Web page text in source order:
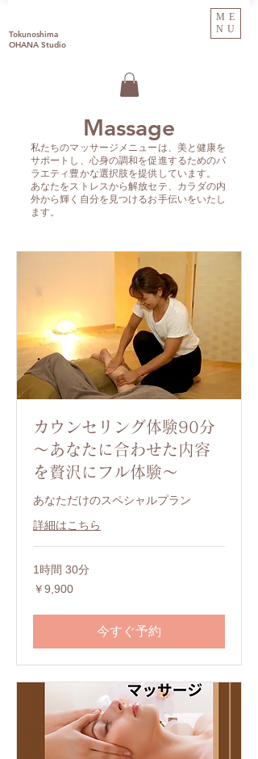
Tokunoshima
OHANA Studio
ME
NU
Massage
私たちのマッサージメニューは、美と健康を
サポートし、心身の調和を促進するためのバ
ラエティ豊かな選択肢を提供しています。
あなたをストレスから解放セテ、カラダの内
外から輝く自分を見つけるお手伝いをいたし
ます。
カウンセリング体験90分
～あなたに合わせた内容
を贅沢にフル体験～
あなただけのスペシャルプラン
詳細はこちら
1時間 30分
9,900
円
￥9,900
今すぐ予約